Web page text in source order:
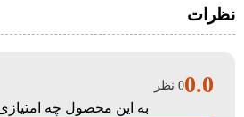
نظرات
0.00 نظر
به این محصول چه